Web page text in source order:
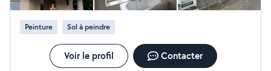
de gravier, fondations légères Romans-sur-Isère &
alentours Travail soigné Devis gratuit Intervention rapide
Contactez-nous pour un service pro, fiable et de
proximité
Peinture Sol à peindre
Voir le profil Contacter